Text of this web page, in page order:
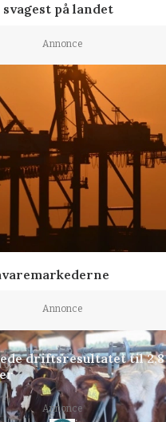
på landet
Annonce
Annonce
driftsresultatet til 2,8
Annonce